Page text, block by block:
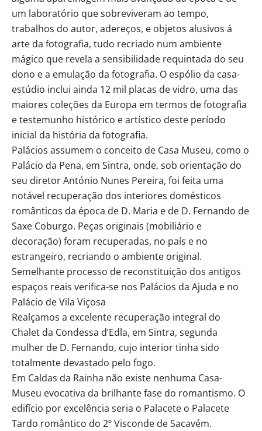
um laboratório que sobreviveram ao tempo,
trabalhos do autor, adereços, e objetos alusivos á
arte da fotografia, tudo recriado num ambiente
mágico que revela a sensibilidade requintada do seu
dono e a emulação da fotografia. O espólio da casa-
estúdio inclui ainda 12 mil placas de vidro, uma das
maiores coleções da Europa em termos de fotografia
e testemunho histórico e artístico deste período
inicial da história da fotografia.
Palácios assumem o conceito de Casa Museu, como o
Palácio da Pena, em Sintra, onde, sob orientação do
seu diretor António Nunes Pereira, foi feita uma
notável recuperação dos interiores domésticos
românticos da época de D. Maria e de D. Fernando de
Saxe Coburgo. Peças originais (mobiliário e
decoração) foram recuperadas, no país e no
estrangeiro, recriando o ambiente original.
Semelhante processo de reconstituição dos antigos
espaços reais verifica-se nos Palácios da Ajuda e no
Palácio de Vila Viçosa
Realçamos a excelente recuperação integral do
Chalet da Condessa d’Edla, em Sintra, segunda
mulher de D. Fernando, cujo interior tinha sido
totalmente devastado pelo fogo.
Em Caldas da Rainha não existe nenhuma Casa-
Museu evocativa da brilhante fase do romantismo. O
edifício por excelência seria o Palacete o Palacete
Tardo romântico do 2º Visconde de Sacavém.